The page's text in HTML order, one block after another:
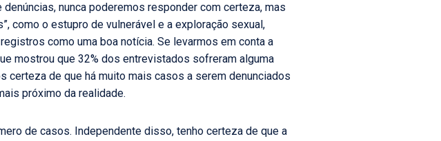
nunca poderemos responder com certeza, mas
como o estupro de vulnerável e a exploração sexual,
como uma boa notícia. Se levarmos em conta a
mostrou que 32% dos entrevistados sofreram alguma
certeza de que há muito mais casos a serem denunciados
próximo da realidade.
de casos. Independente disso, tenho certeza de que a